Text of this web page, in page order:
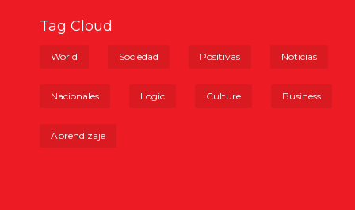
Tag Cloud
World Sociedad Positivas Noticias
Nacionales Logic Culture Business
Aprendizaje